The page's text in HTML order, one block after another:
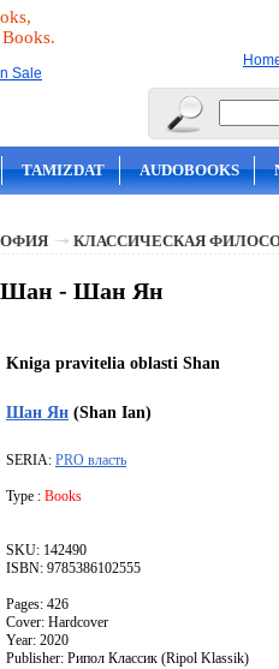
Sale
TAMIZDAT AUDOBOOKS
КЛАССИЧЕСКАЯ
Шан - Шан Ян
Kniga pravitelia oblasti Shan
Шан Ян (Shan Ian)
SERIA: PRO власть
Type : Books
SKU: 142490
ISBN: 9785386102555
Pages: 426
Cover: Hardcover
Year: 2020
Publisher: Рипол Классик (Ripol Klassik)